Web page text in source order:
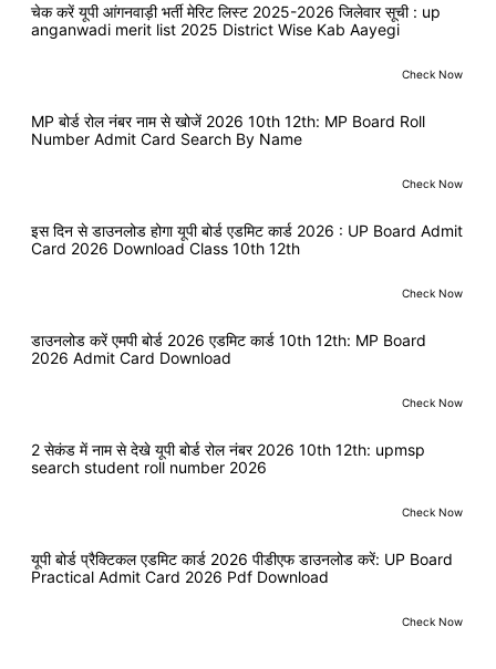
चेक करें यूपी आंगनवाड़ी भर्ती मेरिट लिस्ट 2025-2026 जिलेवार सूची : up
anganwadi merit list 2025 District Wise Kab Aayegi
Check Now
MP बोर्ड रोल नंबर नाम से खोजें 2026 10th 12th: MP Board Roll
Number Admit Card Search By Name
Check Now
इस दिन से डाउनलोड होगा यूपी बोर्ड एडमिट कार्ड 2026 : UP Board Admit
Card 2026 Download Class 10th 12th
Check Now
डाउनलोड करें एमपी बोर्ड 2026 एडमिट कार्ड 10th 12th: MP Board
2026 Admit Card Download
Check Now
2 सेकंड में नाम से देखे यूपी बोर्ड रोल नंबर 2026 10th 12th: upmsp
search student roll number 2026
Check Now
यूपी बोर्ड प्रैक्टिकल एडमिट कार्ड 2026 पीडीएफ डाउनलोड करें: UP Board
Practical Admit Card 2026 Pdf Download
Check Now